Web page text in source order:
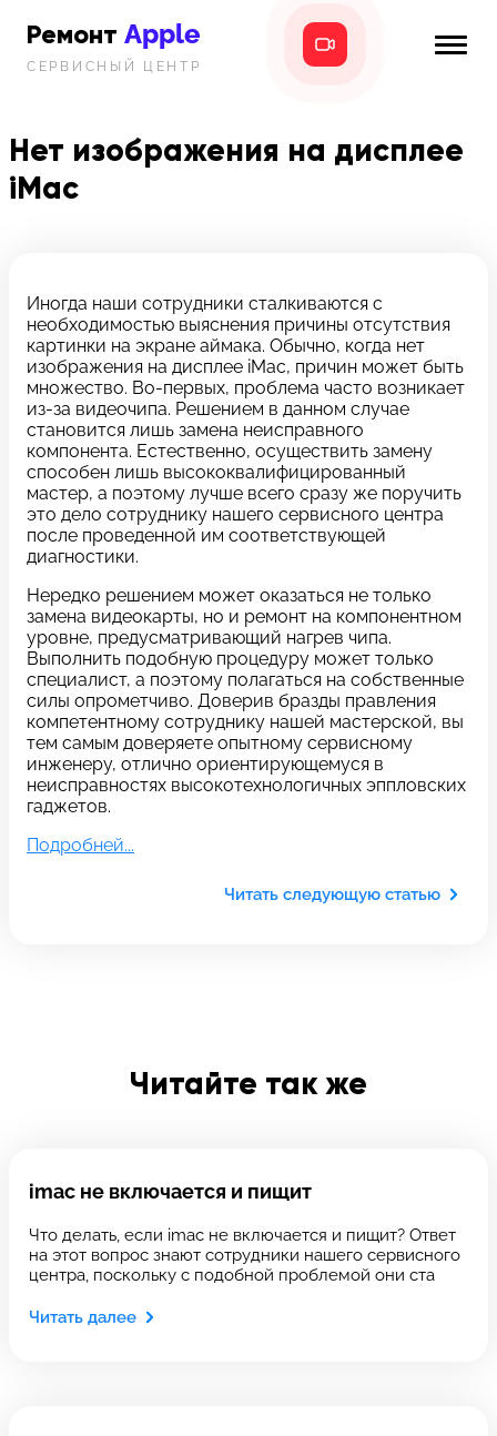
Ремонт Apple
СЕРВИСНЫЙ ЦЕНТР
iPad
MacBook
Новости
Телефон:
+7 (812) 409-39-75
Адрес:
8 Красноармейская, 18
Режим работы:
c 10:00 до 21:00
Нет изображения на дисплее
iMac
Иногда наши сотрудники сталкиваются с
необходимостью выяснения причины отсутствия
картинки на экране аймака. Обычно, когда нет
изображения на дисплее iMac, причин может быть
множество. Во-первых, проблема часто возникает
из-за видеочипа. Решением в данном случае
становится лишь замена неисправного
компонента. Естественно, осуществить замену
способен лишь высококвалифицированный
мастер, а поэтому лучше всего сразу же поручить
это дело сотруднику нашего сервисного центра
после проведенной им соответствующей
диагностики.
Нередко решением может оказаться не только
замена видеокарты, но и ремонт на компонентном
уровне, предусматривающий нагрев чипа.
Выполнить подобную процедуру может только
специалист, а поэтому полагаться на собственные
силы опрометчиво. Доверив бразды правления
компетентному сотруднику нашей мастерской, вы
тем самым доверяете опытному сервисному
инженеру, отлично ориентирующемуся в
неисправностях высокотехнологичных эппловских
гаджетов.
Подробней...
Читать следующую статью
Читайте так же
imac не включается и пищит
Что делать, если imac не включается и пищит? Ответ
на этот вопрос знают сотрудники нашего сервисного
центра, поскольку с подобной проблемой они ста
Читать далее
Задать вопрос
*бесплатно
Заполните форму обратной
связи и ждите звонка:
Оставьте свой
отзыв
Заполните все необходимые поля
Напишите свой отзыв